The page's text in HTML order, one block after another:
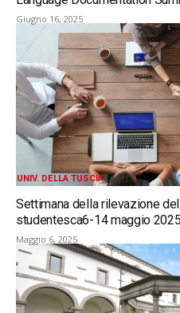
Giugno 16, 2025
UNIV. DELLA TUSCIA
Settimana della rilevazione
studentesca6-14 maggio 2025
Maggio 6, 2025